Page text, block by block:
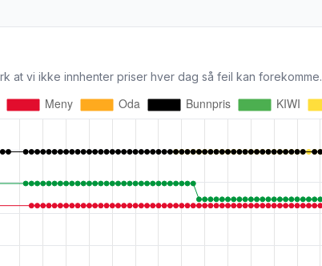
at vi ikke innhenter priser hver dag så feil kan forekomme.